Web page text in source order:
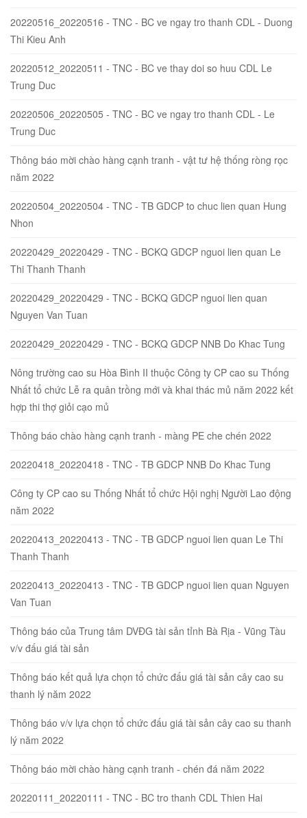
20220516_20220516 - TNC - BC ve ngay tro thanh CDL - Duong
Thi Kieu Anh
20220512_20220511 - TNC - BC ve thay doi so huu CDL Le
Trung Duc
20220506_20220505 - TNC - BC ve ngay tro thanh CDL - Le
Trung Duc
Thông báo mời chào hàng cạnh tranh - vật tư hệ thống ròng rọc
năm 2022
20220504_20220504 - TNC - TB GDCP to chuc lien quan Hung
Nhon
20220429_20220429 - TNC - BCKQ GDCP nguoi lien quan Le
Thi Thanh Thanh
20220429_20220429 - TNC - BCKQ GDCP nguoi lien quan
Nguyen Van Tuan
20220429_20220429 - TNC - BCKQ GDCP NNB Do Khac Tung
Nông trường cao su Hòa Bình II thuộc Công ty CP cao su Thống
Nhất tổ chức Lễ ra quân trồng mới và khai thác mủ năm 2022 kết
hợp thi thợ giỏi cạo mủ
Thông báo chào hàng cạnh tranh - màng PE che chén 2022
20220418_20220418 - TNC - TB GDCP NNB Do Khac Tung
Công ty CP cao su Thống Nhất tổ chức Hội nghị Người Lao động
năm 2022
20220413_20220413 - TNC - TB GDCP nguoi lien quan Le Thi
Thanh Thanh
20220413_20220413 - TNC - TB GDCP nguoi lien quan Nguyen
Van Tuan
Thông báo của Trung tâm DVĐG tài sản tỉnh Bà Rịa - Vũng Tàu
v/v đấu giá tài sản
Thông báo kết quả lựa chọn tổ chức đấu giá tài sản cây cao su
thanh lý năm 2022
Thông báo v/v lựa chọn tổ chức đấu giá tài sản cây cao su thanh
lý năm 2022
Thông báo mời chào hàng cạnh tranh - chén đá năm 2022
20220111_20220111 - TNC - BC tro thanh CDL Thien Hai